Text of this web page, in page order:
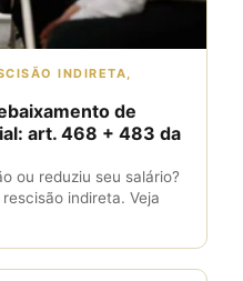
INDIRETA,
de
art. 468 + 483 da
ou reduziu seu salário?
indireta. Veja